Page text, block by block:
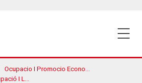
Ocupacio I Promocio Economica
Del Vallès Occidental